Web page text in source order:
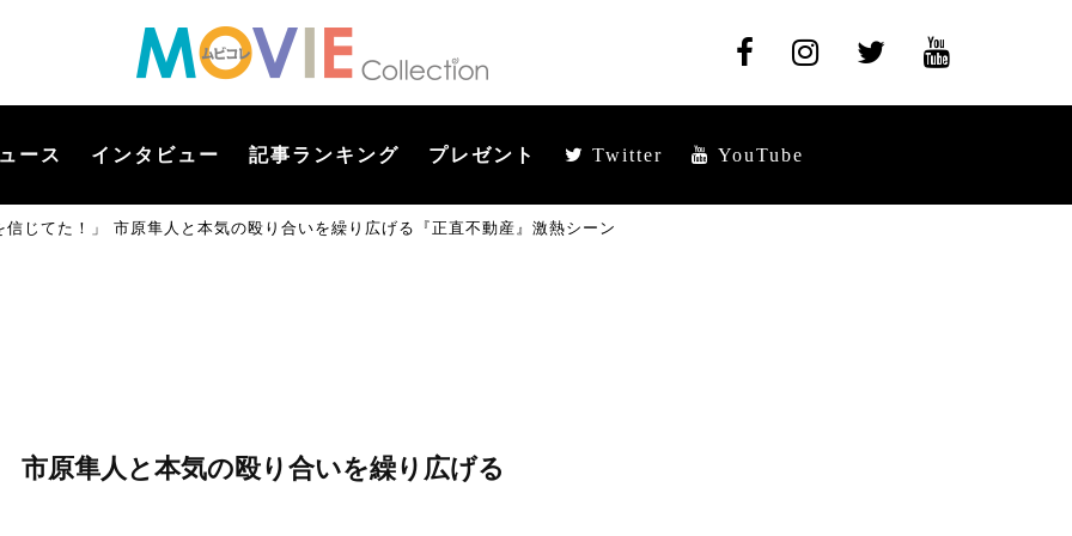
ース インタビュー 記事ランキング プレゼント Twitter YouTube
信じてた！」 市原隼人と本気の殴り合いを繰り広げる『正直不動産』激熱シーン
市原隼人と本気の殴り合いを繰り広げる